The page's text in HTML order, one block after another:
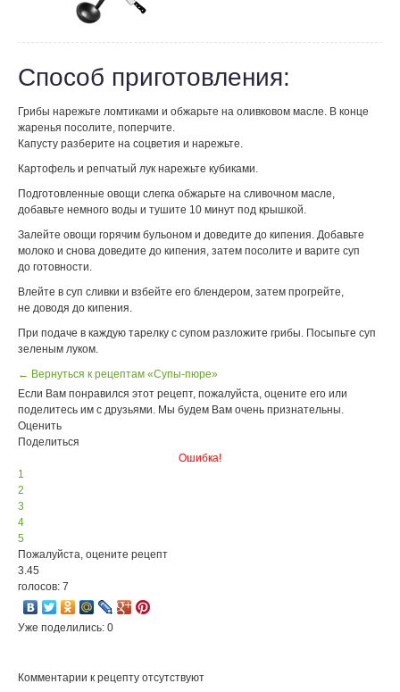
Способ приготовления:
Грибы нарежьте ломтиками и обжарьте на оливковом масле. В конце
жаренья посолите, поперчите.
Капусту разберите на соцветия и нарежьте.
Картофель и репчатый лук нарежьте кубиками.
Подготовленные овощи слегка обжарьте на сливочном масле,
добавьте немного воды и тушите 10 минут под крышкой.
Залейте овощи горячим бульоном и доведите до кипения. Добавьте
молоко и снова доведите до кипения, затем посолите и варите суп
до готовности.
Влейте в суп сливки и взбейте его блендером, затем прогрейте,
не доводя до кипения.
При подаче в каждую тарелку с супом разложите грибы. Посыпьте суп
зеленым луком.
← Вернуться к рецептам «Супы-пюре»
Если Вам понравился этот рецепт, пожалуйста, оцените его или
поделитесь им с друзьями. Мы будем Вам очень признательны.
Оценить
Поделиться
Ошибка!
1
2
3
4
5
Пожалуйста, оцените рецепт
3.45
голосов: 7
Уже поделились: 0
Комментарии к рецепту отсутствуют